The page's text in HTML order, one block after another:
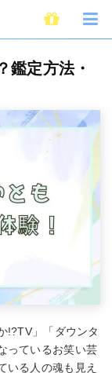
は？鑑定方法・口コミ
鑑定方法・
!?TV」「ダウンタ
っているお笑い芸
いる人の魂も見え